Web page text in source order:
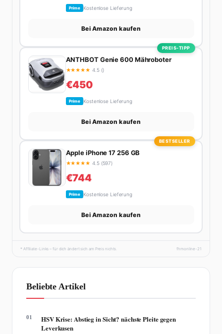
Prime Kostenlose Lieferung
Bei Amazon kaufen
PREIS-TIPP
ANTHBOT Genie 600 Mähroboter
★★★★★ 4.5 ()
€450
Prime Kostenlose Lieferung
Bei Amazon kaufen
BESTSELLER
Apple iPhone 17 256 GB
★★★★★ 4.5 (597)
€744
Prime Kostenlose Lieferung
Bei Amazon kaufen
* Affiliate-Links – für dich ändert sich am Preis nichts. fhmonline-21
Beliebte Artikel
01
HSV Krise: Abstieg in Sicht? nächste Pleite gegen
Leverkusen